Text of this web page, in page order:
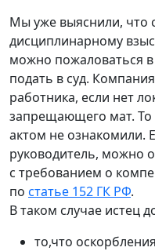
Мы уже выяснили, что
дисциплинарному
можно пожаловаться
подать в суд.
работника, если нет
запрещающего мат. То
актом не ознакомили.
руководитель, можно
с требованием о
по статье 152 ГК РФ.
В таком случае истец
то,что